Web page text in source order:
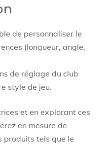
de personnaliser le
(longueur, angle,
de réglage du club
style de jeu.
et en explorant ces
en mesure de
produits tels que le